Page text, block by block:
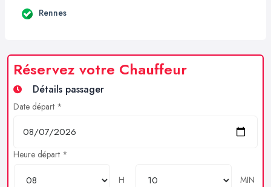
Rennes
Réservez votre Chauffeur
Détails passager
Date départ *
Heure départ *
H
MIN